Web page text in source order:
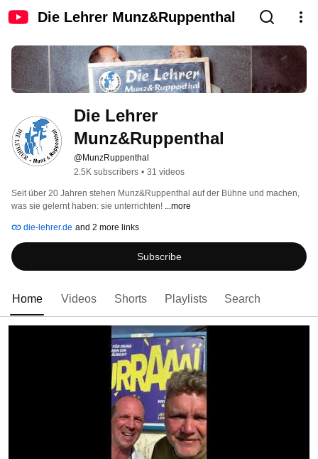
Die Lehrer Munz&Ruppenthal
Die Lehrer
Munz&Ruppenthal
@MunzRuppenthal
2.5K subscribers • 31 videos
Seit über 20 Jahren stehen Munz&Ruppenthal auf der Bühne und machen,
was sie gelernt haben: sie unterrichten! ...more
die-lehrer.de and 2 more links
Subscribe
Home Videos Shorts Playlists Search